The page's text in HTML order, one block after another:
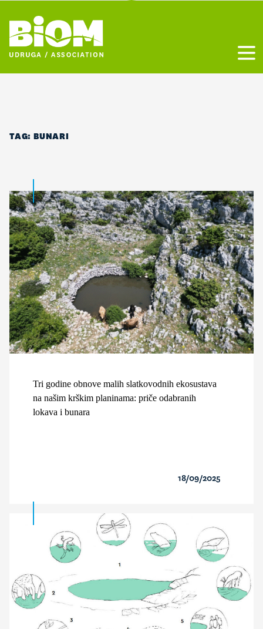
TAG: BUNARI
Tri godine obnove malih slatkovodnih ekosustava
na našim krškim planinama: priče odabranih
lokava i bunara
18/09/2025